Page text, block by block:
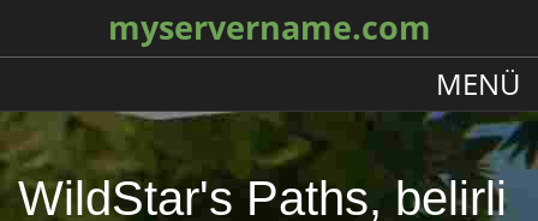
myservername.com
MENÜ
WildStar's Paths, belirli